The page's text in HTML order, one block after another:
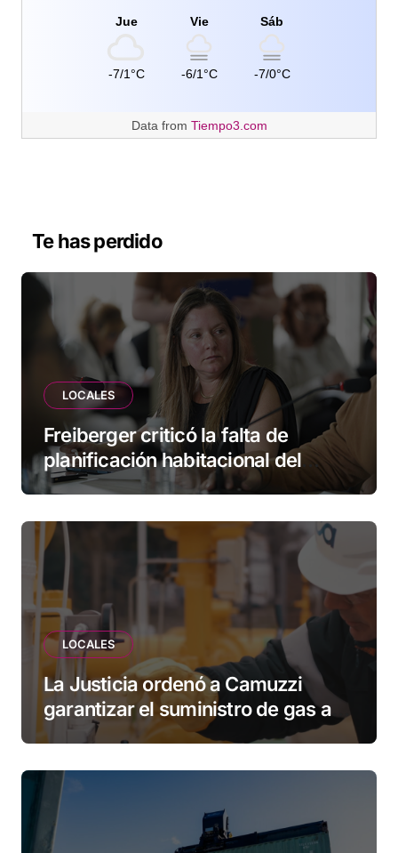
Jue
-7/1°C
Vie
-6/1°C
Sáb
-7/0°C
Data from Tiempo3.com
Te has perdido
LOCALES
Freiberger criticó la falta de
planificación habitacional del
Municipio: “Vuoto deja afuera a
esperando”
LOCALES
La Justicia ordenó a Camuzzi
garantizar el suministro de gas a
una familia de Tolhuin